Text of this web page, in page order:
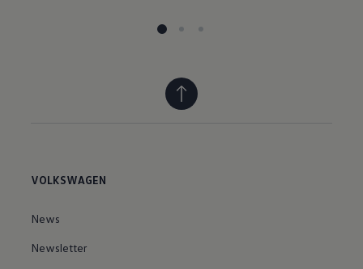
VOLKSWAGEN
News
Newsletter